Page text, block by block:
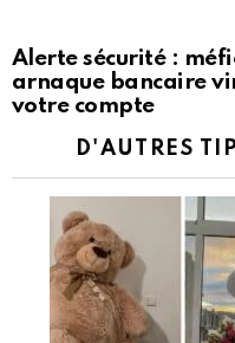
Alerte sécurité :
arnaque bancaire
votre compte
D'AUTRES